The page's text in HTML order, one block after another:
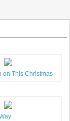
on This Christmas